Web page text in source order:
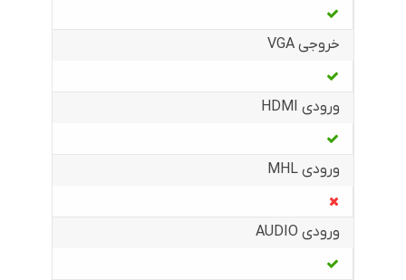
خروجی VGA
ورودی HDMI
ورودی MHL
ورودی AUDIO